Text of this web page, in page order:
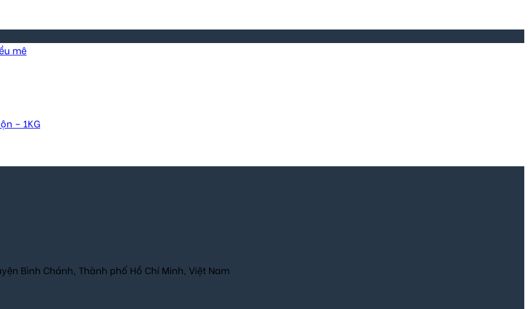
– 1KG
Bình Chánh, Thành phố Hồ Chí Minh, Việt Nam